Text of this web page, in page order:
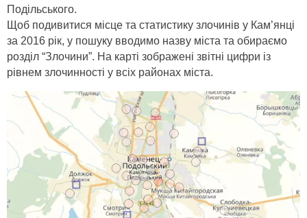
Подільського.
Щоб подивитися місце та статистику злочинів у Кам’янці
за 2016 рік, у пошуку вводимо назву міста та обираємо
розділ “Злочини”. На карті зображені звітні цифри із
рівнем злочинності у всіх районах міста.